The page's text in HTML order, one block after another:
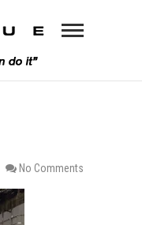
No Comments